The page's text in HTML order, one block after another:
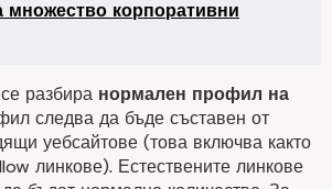
множество корпоративни
разбира нормален профил на
следва да бъде съставен от
уебсайтове (това включва както
линкове). Естествените линкове